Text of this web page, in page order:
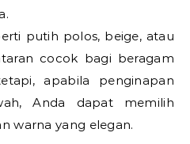
putih polos, beige, atau
cocok bagi beragam
apabila penginapan
Anda dapat memilih
warna yang elegan.